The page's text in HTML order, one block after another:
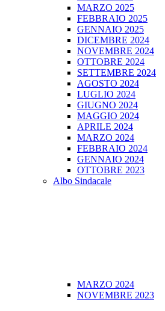
MARZO 2025
FEBBRAIO 2025
GENNAIO 2025
DICEMBRE 2024
NOVEMBRE 2024
OTTOBRE 2024
SETTEMBRE 2024
AGOSTO 2024
LUGLIO 2024
GIUGNO 2024
MAGGIO 2024
APRILE 2024
MARZO 2024
FEBBRAIO 2024
GENNAIO 2024
OTTOBRE 2023
Albo Sindacale
MARZO 2024
NOVEMBRE 2023